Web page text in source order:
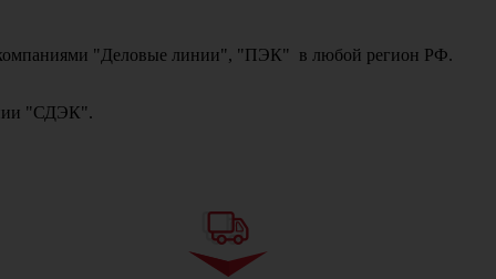
компаниями "Деловые линии", "ПЭК" в любой регион РФ.
"СДЭК".